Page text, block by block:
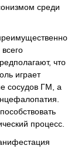
среди
что
играет
сосудов ГМ, а
процесс.